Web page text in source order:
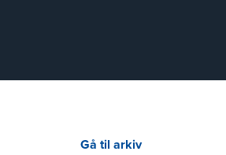
Gå til arkiv